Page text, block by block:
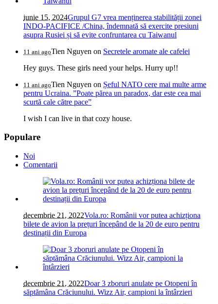
iunie 15, 2024Grupul G7 vrea menținerea stabilității zonei
INDO-PACIFICE /China, îndemnată să exercite presiuni
asupra Rusiei și să evite confruntarea cu Taiwanul
11 ani agoTien Nguyen on Secretele aromate ale cafelei
Hey guys. These girls need your helps. Hurry up!!
11 ani agoTien Nguyen on Șeful NATO cere mai multe arme
pentru Ucraina. ”Poate părea un paradox, dar este cea mai
scurtă cale către pace”
I wish I can live in that cozy house.
Populare
Noi
Comentarii
decembrie 21, 2022Vola.ro: Românii vor putea achizționa
bilete de avion la prețuri începând de la 20 de euro pentru
destinații din Europa
decembrie 21, 2022Doar 3 zboruri anulate pe Otopeni în
săptămâna Crăciunului. Wizz Air, campioni la întârzieri